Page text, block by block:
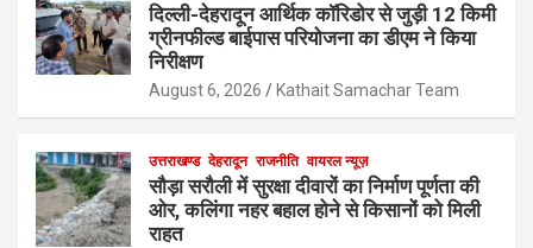
दिल्ली-देहरादून आर्थिक कॉरिडोर से जुड़ी 12 किमी
ग्रीनफील्ड बाईपास परियोजना का डीएम ने किया
निरीक्षण
August 6, 2026 Kathait Samachar Team
उत्तराखण्ड देहरादून राजनीति वायरल न्यूज़
सौड़ा सरौली में सुरक्षा दीवारों का निर्माण पूर्णता की
ओर, कलिंगा नहर बहाल होने से किसानों को मिली
राहत